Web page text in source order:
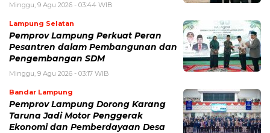
Minggu, 9 Agu 2026 - 03:44 WIB
Lampung Selatan
Pemprov Lampung Perkuat Peran
Pesantren dalam Pembangunan dan
Pengembangan SDM
Minggu, 9 Agu 2026 - 03:17 WIB
Bandar Lampung
Pemprov Lampung Dorong Karang
Taruna Jadi Motor Penggerak
Ekonomi dan Pemberdayaan Desa